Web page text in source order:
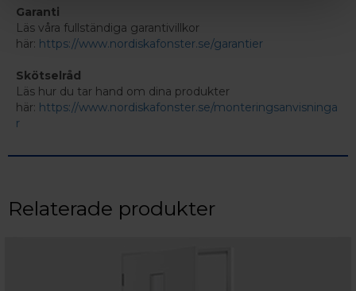
Garanti
Läs våra fullständiga garantivillkor
här: https://www.nordiskafonster.se/garantier
Skötselråd
Läs hur du tar hand om dina produkter
här: https://www.nordiskafonster.se/monteringsanvisninga
r
Relaterade produkter